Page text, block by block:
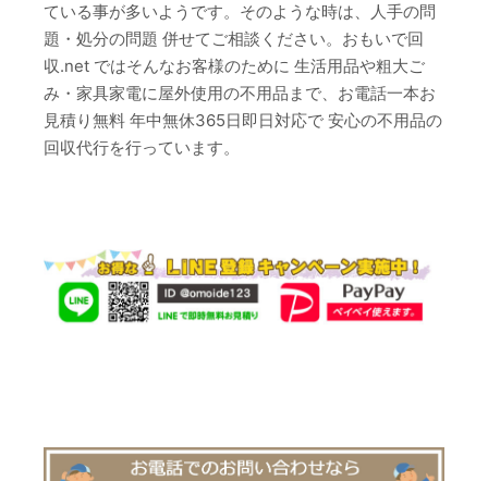
ている事が多いようです。そのような時は、人手の問
題・処分の問題 併せてご相談ください。おもいで回
収.net ではそんなお客様のために 生活用品や粗大ご
み・家具家電に屋外使用の不用品まで、お電話一本お
見積り無料 年中無休365日即日対応で 安心の不用品の
回収代行を行っています。